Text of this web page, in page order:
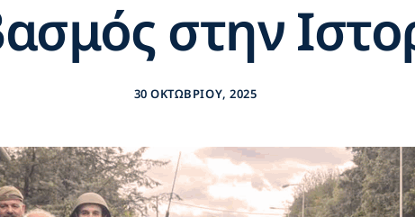
στην
30 ΟΚΤΩΒΡΊΟΥ, 2025